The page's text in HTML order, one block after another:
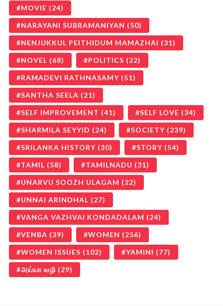
MOVIE (24)
NARAYANI SUBRAMANIYAN (50)
NENJUKKUL PEITHIDUM MAMAZHAI (31)
NOVEL (68) POLITICS (22)
RAMADEVI RATHNASAMY (51)
SANTHA SEELA (21)
SELF IMPROVEMENT (41) SELF LOVE (34)
SHARMILA SEYYID (24) SOCIETY (239)
SRILANKA HISTORY (30) STORY (54)
TAMIL (58) TAMILNADU (31)
UNARVU SOOZH ULAGAM (22)
UNNAI ARINDHAL (27)
VANGA VAZHVAI KONDADALAM (24)
VENBA (39) WOMEN (256)
WOMEN ISSUES (102) YAMINI (77)
அய்யா வழி (29)